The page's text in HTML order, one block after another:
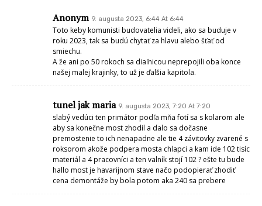
Anonym 9. augusta 2023, 6:44 At 6:44
Toto keby komunisti budovatelia videli, ako sa buduje v
roku 2023, tak sa budú chytať za hlavu alebo šťať od
smiechu.
A že ani po 50 rokoch sa diaľnicou neprepojili oba konce
našej malej krajinky, to už je ďalšia kapitola.
tunel jak maria 9. augusta 2023, 7:20 At 7:20
slabý vedúci ten primátor podľa mňa fotí sa s kolarom ale
aby sa konečne most zhodil a dalo sa dočasne
premostenie to ich nenapadne ale tie 4 závitovky zvarené s
roksorom akože podpera mosta chlapci a kam ide 102 tisíc
materiál a 4 pracovníci a ten valník stojí 102 ? ešte tu bude
hallo most je havarijnom stave načo podopierať zhodiť
cena demontáže by bola potom aka 240 sa prebere